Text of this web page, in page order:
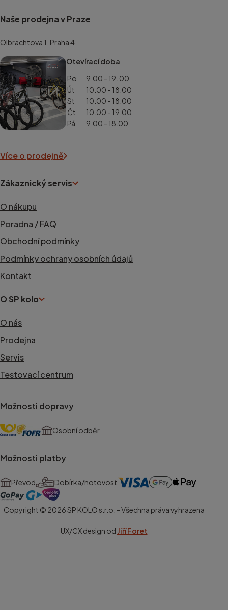
Naše prodejna v Praze
Olbrachtova 1, Praha 4
Otevírací doba
Po
9.00 - 19. 00
Út
10.00 - 18.00
St
10.00 - 18.00
Čt
10.00 - 19.00
Pá
9.00 - 18.00
Více o prodejně
Zákaznický servis
O nákupu
Poradna / FAQ
Obchodní podmínky
Podmínky ochrany osobních údajů
Kontakt
O SP kolo
O nás
Prodejna
Servis
Testovací centrum
Možnosti dopravy
Osobní odběr
Možnosti platby
Převod Dobírka/hotovost
Copyright © 2026 SP KOLO s.r.o. - Všechna práva vyhrazena
UX/CX design od Jiří Foret